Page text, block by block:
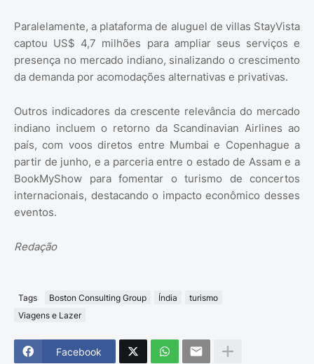
Paralelamente, a plataforma de aluguel de villas StayVista
captou US$ 4,7 milhões para ampliar seus serviços e
presença no mercado indiano, sinalizando o crescimento
da demanda por acomodações alternativas e privativas.
Outros indicadores da crescente relevância do mercado
indiano incluem o retorno da Scandinavian Airlines ao
país, com voos diretos entre Mumbai e Copenhague a
partir de junho, e a parceria entre o estado de Assam e a
BookMyShow para fomentar o turismo de concertos
internacionais, destacando o impacto econômico desses
eventos.
Redação
Tags Boston Consulting Group Índia
turismo
Viagens e Lazer
Facebook